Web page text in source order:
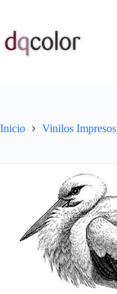
contenido
Inicio Vinilos Impresos